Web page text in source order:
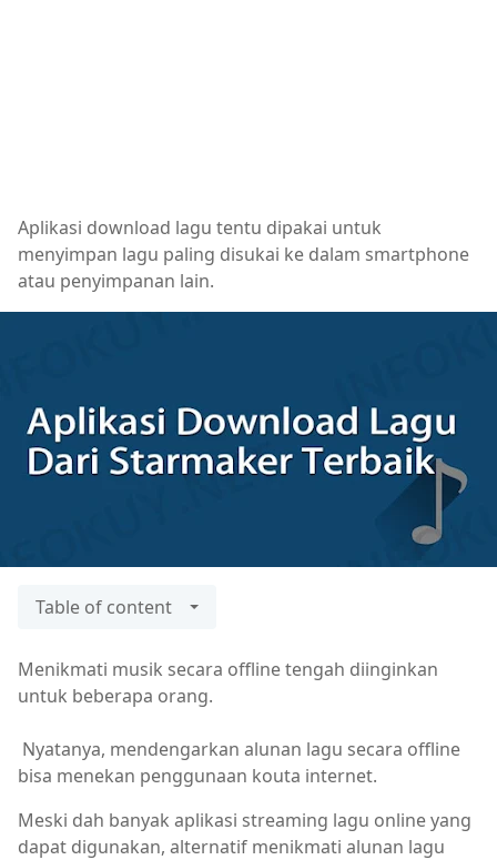
Aplikasi download lagu tentu dipakai untuk
menyimpan lagu paling disukai ke dalam smartphone
atau penyimpanan lain.
Table of content
Menikmati musik secara offline tengah diinginkan
untuk beberapa orang.
Nyatanya, mendengarkan alunan lagu secara offline
bisa menekan penggunaan kouta internet.
Meski dah banyak aplikasi streaming lagu online yang
dapat digunakan, alternatif menikmati alunan lagu